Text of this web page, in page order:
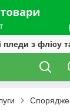
пледи з флісу